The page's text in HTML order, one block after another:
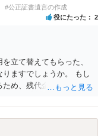
#公正証書遺言の作成
役にたった 2
立て替えてもらった、
ますでしょうか。 もし
め、残代金を捻出して
で全ての債務を負うこと
しい案件であり、公開の
われますので、資料等